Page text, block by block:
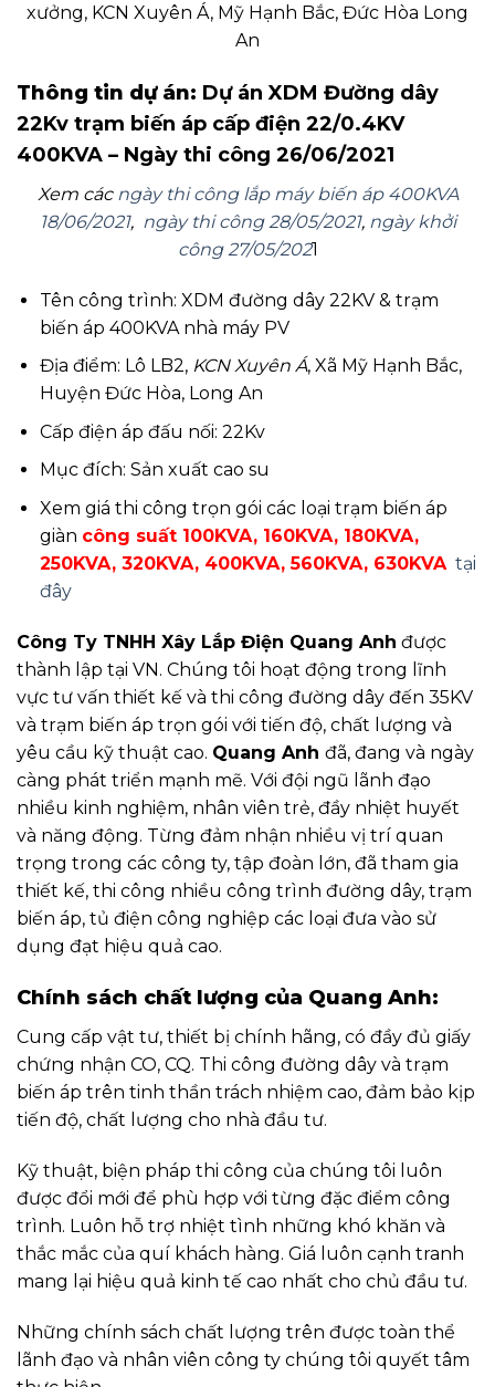
xưởng, KCN Xuyên Á, Mỹ Hạnh Bắc, Đức Hòa Long
An
Thông tin dự án: Dự án XDM Đường dây
22Kv trạm biến áp cấp điện 22/0.4KV
400KVA – Ngày thi công 26/06/2021
Xem các ngày thi công lắp máy biến áp 400KVA
18/06/2021, ngày thi công 28/05/2021, ngày khởi
công 27/05/2021
Tên công trình: XDM đường dây 22KV & trạm
biến áp 400KVA nhà máy PV
Địa điểm: Lô LB2, KCN Xuyên Á, Xã Mỹ Hạnh Bắc,
Huyện Đức Hòa, Long An
Cấp điện áp đấu nối: 22Kv
Mục đích: Sản xuất cao su
Xem giá thi công trọn gói các loại trạm biến áp
giàn công suất 100KVA, 160KVA, 180KVA,
250KVA, 320KVA, 400KVA, 560KVA, 630KVA tại
đây
Công Ty TNHH Xây Lắp Điện Quang Anh được
thành lập tại VN. Chúng tôi hoạt động trong lĩnh
vực tư vấn thiết kế và thi công đường dây đến 35KV
và trạm biến áp trọn gói với tiến độ, chất lượng và
yêu cầu kỹ thuật cao. Quang Anh đã, đang và ngày
càng phát triển mạnh mẽ. Với đội ngũ lãnh đạo
nhiều kinh nghiệm, nhân viên trẻ, đầy nhiệt huyết
và năng động. Từng đảm nhận nhiều vị trí quan
trọng trong các công ty, tập đoàn lớn, đã tham gia
thiết kế, thi công nhiều công trình đường dây, trạm
biến áp, tủ điện công nghiệp các loại đưa vào sử
dụng đạt hiệu quả cao.
Chính sách chất lượng của Quang Anh:
Cung cấp vật tư, thiết bị chính hãng, có đầy đủ giấy
chứng nhận CO, CQ. Thi công đường dây và trạm
biến áp trên tinh thần trách nhiệm cao, đảm bảo kịp
tiến độ, chất lượng cho nhà đầu tư.
Kỹ thuật, biện pháp thi công của chúng tôi luôn
được đổi mới để phù hợp với từng đặc điểm công
trình. Luôn hỗ trợ nhiệt tình những khó khăn và
thắc mắc của quí khách hàng. Giá luôn cạnh tranh
mang lại hiệu quả kinh tế cao nhất cho chủ đầu tư.
Những chính sách chất lượng trên được toàn thể
lãnh đạo và nhân viên công ty chúng tôi quyết tâm